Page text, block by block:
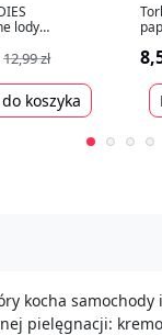
lody
12,99 zł
koszyka
kocha
pielęgnacji: